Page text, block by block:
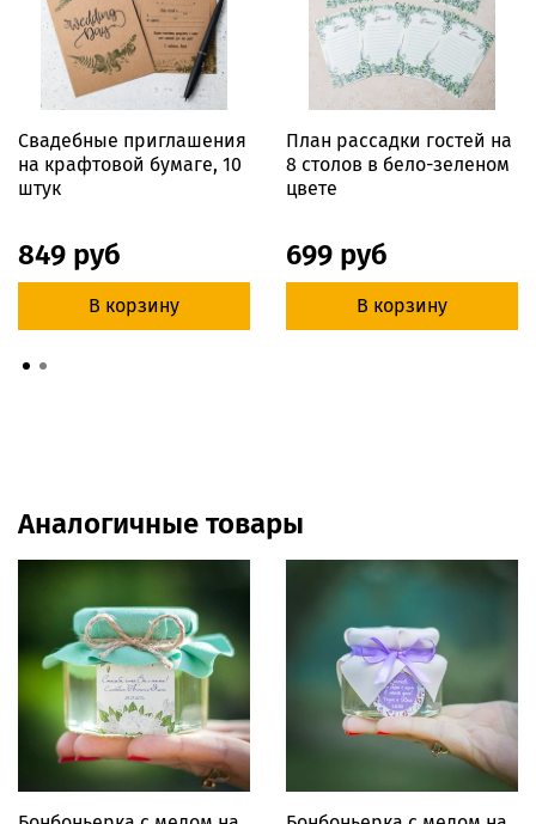
Свадебные приглашения
на крафтовой бумаге, 10
штук
849 руб
В корзину
План рассадки гостей на
8 столов в бело-зеленом
цвете
699 руб
В корзину
Аналогичные товары